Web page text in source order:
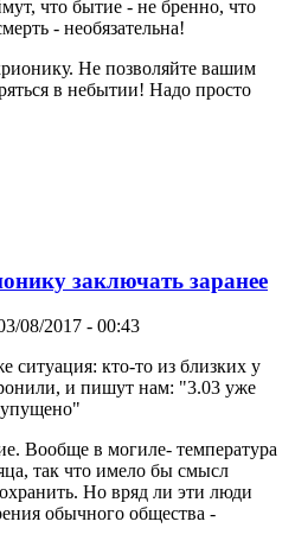
что бытие - не бренно, что
- необязательна!
Не позволяйте вашим
в небытии! Надо просто
заключать заранее
08/2017 - 00:43
ситуация: кто-то из близких у
и пишут нам: "3.03 уже
Вообще в могиле- температура
так что имело бы смысл
Но вряд ли эти люди
обычного общества -